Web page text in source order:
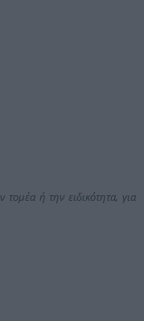
τομέα ή την ειδικότητα, για